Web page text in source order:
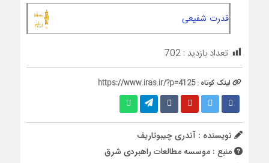
قدرت شفیعی
تعداد بازدید : 702
لینک کوتاه :https://www.iras.ir/?p=4125
نویسنده : آندری چیبوتاریف
منبع : موسسه مطالعات راهبردی شرق